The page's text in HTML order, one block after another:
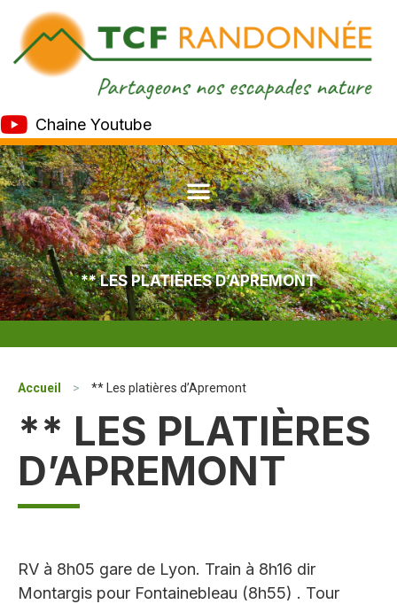
Chaine Youtube
** LES PLATIÈRES D’APREMONT
Accueil > ** Les platières d’Apremont
** LES PLATIÈRES
D’APREMONT
RV à 8h05 gare de Lyon. Train à 8h16 dir
Montargis pour Fontainebleau (8h55) . Tour